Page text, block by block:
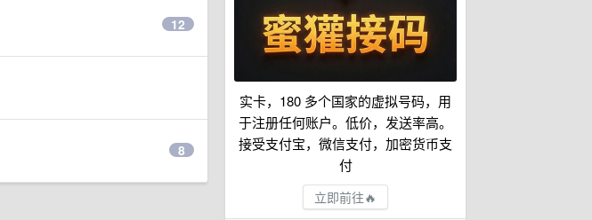
实卡，180 多个国家的虚拟号码，用
于注册任何账户。低价，发送率高。
接受支付宝，微信支付，加密货币支
付
立即前往🔥
12
8